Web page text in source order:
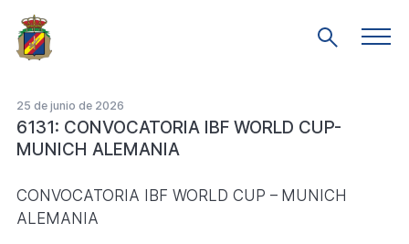
Saltar
al
contenido
Mostrar
25 de junio de 2026
6131: CONVOCATORIA IBF WORLD CUP-
MUNICH ALEMANIA
CONVOCATORIA IBF WORLD CUP – MUNICH
ALEMANIA